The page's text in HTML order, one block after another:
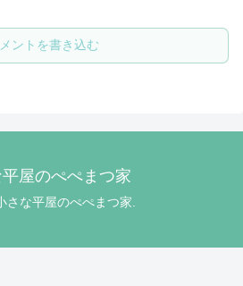
ントを書き込む
屋のぺぺまつ家
さな平屋のぺぺまつ家.